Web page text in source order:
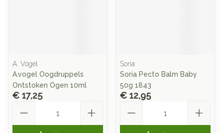
A. Vogel
A.vogel Oogdruppels
Ontstoken Ogen 10ml
€ 17,25
Soria
Soria Pecto Balm Baby
50g 1843
€ 12,95